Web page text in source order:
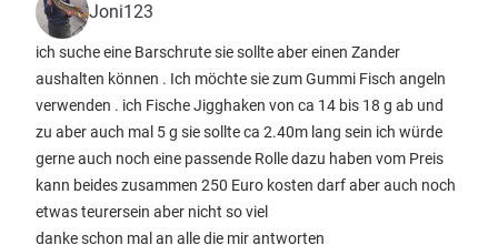
Joni123
ich suche eine Barschrute sie sollte aber einen Zander
aushalten können . Ich möchte sie zum Gummi Fisch angeln
verwenden . ich Fische Jigghaken von ca 14 bis 18 g ab und
zu aber auch mal 5 g sie sollte ca 2.40m lang sein ich würde
gerne auch noch eine passende Rolle dazu haben vom Preis
kann beides zusammen 250 Euro kosten darf aber auch noch
etwas teurersein aber nicht so viel
danke schon mal an alle die mir antworten